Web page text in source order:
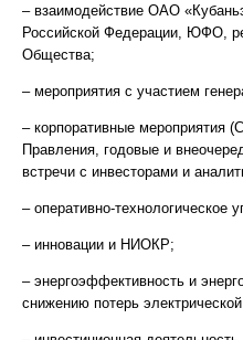
– взаимодействие ОАО
Российской Федерации, ЮФО,
Общества;
– мероприятия с участием
– корпоративные мероприятия
Правления, годовые и
встречи с инвесторами и
– оперативно-технологическое
– инновации и НИОКР;
– энергоэффективность и
снижению потерь